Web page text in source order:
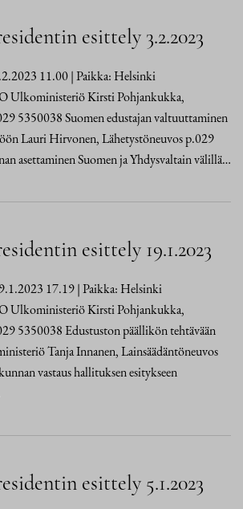
esittely 3.2.2023
11.00 | Paikka: Helsinki
Ulkoministeriö Kirsti Pohjankukka,
5350038 Suomen edustajan valtuuttaminen
Lauri Hirvonen, Lähetystöneuvos p.029
asettaminen Suomen ja Yhdysvaltain välillä…
esittely 19.1.2023
17.19 | Paikka: Helsinki
Ulkoministeriö Kirsti Pohjankukka,
5350038 Edustuston päällikön tehtävään
Tanja Innanen, Lainsäädäntöneuvos
vastaus hallituksen esitykseen
esittely 5.1.2023